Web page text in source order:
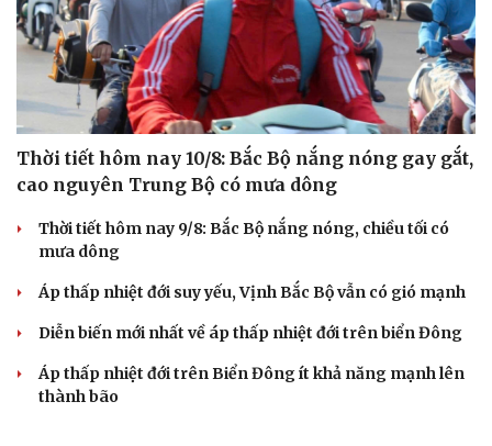
Thời tiết hôm nay 10/8: Bắc Bộ nắng nóng gay gắt,
cao nguyên Trung Bộ có mưa dông
Thời tiết hôm nay 9/8: Bắc Bộ nắng nóng, chiều tối có
mưa dông
Áp thấp nhiệt đới suy yếu, Vịnh Bắc Bộ vẫn có gió mạnh
Diễn biến mới nhất về áp thấp nhiệt đới trên biển Đông
Áp thấp nhiệt đới trên Biển Đông ít khả năng mạnh lên
thành bão